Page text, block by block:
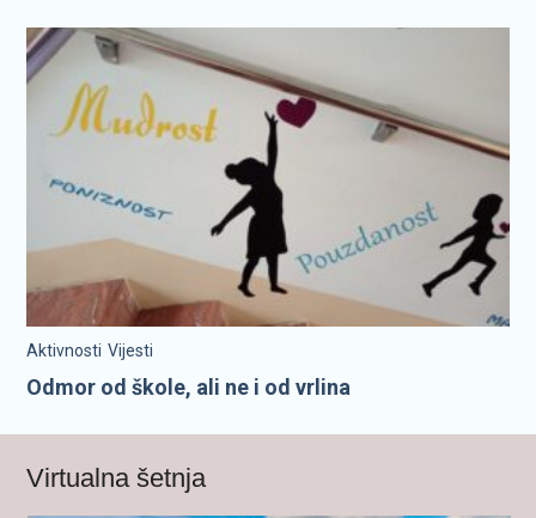
Aktivnosti Vijesti
Odmor od škole, ali ne i od vrlina
Virtualna šetnja